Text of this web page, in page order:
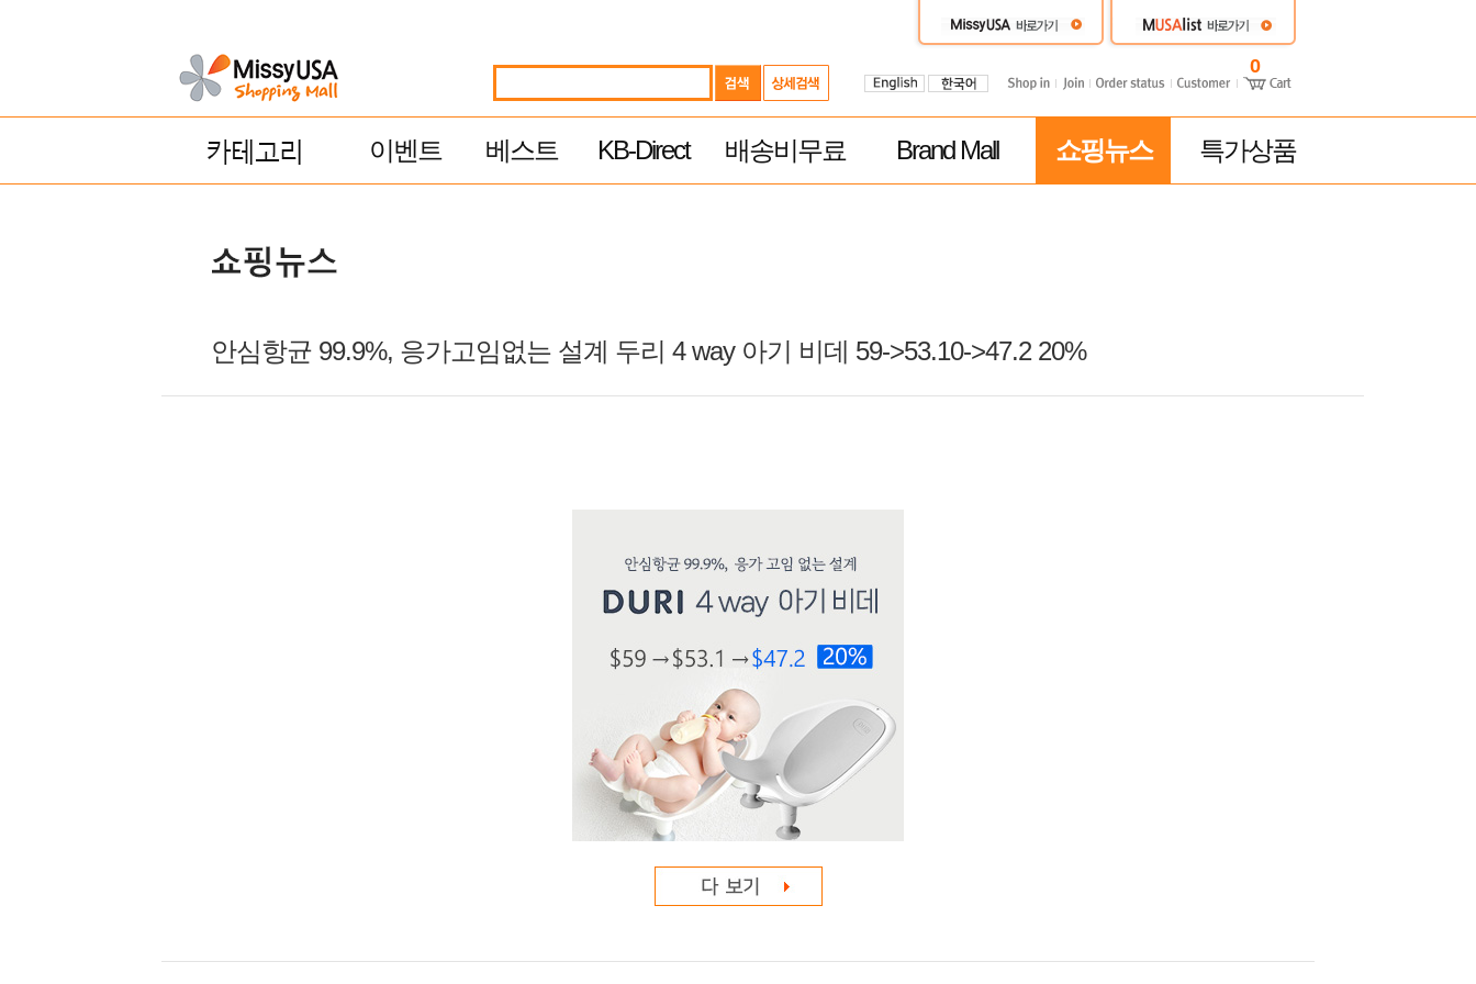
0
이벤트 베스트 KB-Direct 배송비무료 Brand Mall 쇼핑뉴스 특가상품
안심항균 99.9%, 응가고임없는 설계 두리 4 way 아기 비데 59->53.10->47.2 20%